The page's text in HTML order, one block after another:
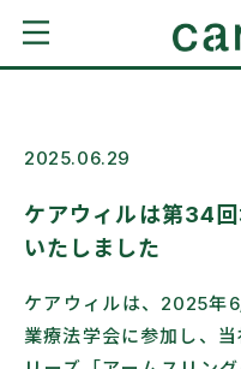
ンツに
進む
2025.06.29
ケアウィルは第34
いたしました
ケアウィルは、2025年
業療法学会に参加し、